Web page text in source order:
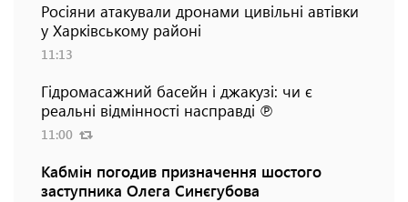
Росіяни атакували дронами цивільні автівки
у Харківському районі
11:13
Гідромасажний басейн і джакузі: чи є
реальні відмінності насправді ℗
11:00
Кабмін погодив призначення шостого
заступника Олега Синєгубова